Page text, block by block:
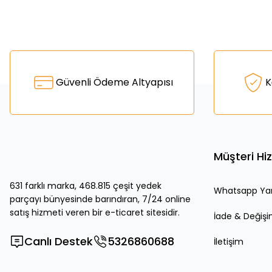
Ürün resmi kalitesiz, bozuk veya görüntülenemiyor.
Güvenli Ödeme Altyapısı
631 farklı marka, 468.815 çeşit yedek
parçayı bünyesinde barındıran, 7/24 online
satış hizmeti veren bir e-ticaret sitesidir.
Canlı Destek 5326860688
Müşteri
Whatsapp
İade &
İletişim